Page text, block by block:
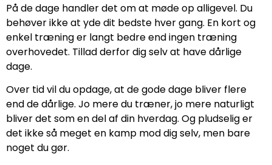
På de dage handler det om at møde op alligevel. Du
behøver ikke at yde dit bedste hver gang. En kort og
enkel træning er langt bedre end ingen træning
overhovedet. Tillad derfor dig selv at have dårlige
dage.
Over tid vil du opdage, at de gode dage bliver flere
end de dårlige. Jo mere du træner, jo mere naturligt
bliver det som en del af din hverdag. Og pludselig er
det ikke så meget en kamp mod dig selv, men bare
noget du gør.